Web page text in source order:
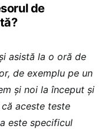
de
asistă la o oră de
de exemplu pe un
și noi la început și
aceste teste
este specificul